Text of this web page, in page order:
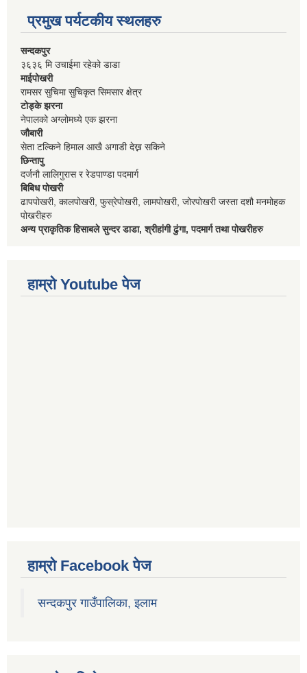
प्रमुख पर्यटकीय स्थलहरु
सन्दकपुर
३६३६ मि उचाईमा रहेको डाडा
माईपोखरी
रामसर सुचिमा सुचिकृत सिमसार क्षेत्र
टोड्के झरना
नेपालको अग्लोमध्ये एक झरना
जौबारी
सेता टल्किने हिमाल आखै अगाडी देख्न सकिने
छिन्तापु
दर्जनौ लालिगुरास र रेडपाण्डा पदमार्ग
बिबिध पोखरी
ढापपोखरी, कालपोखरी, फुस्रेपोखरी, लामपोखरी, जोरपोखरी जस्ता दशौ मनमोहक
पोखरीहरु
अन्य प्राकृतिक हिसाबले सुन्दर डाडा, श्रीहांगी ढुंगा, पदमार्ग तथा पोखरीहरु
हाम्रो Youtube पेज
हाम्रो Facebook पेज
सन्दकपुर गाउँपालिका, इलाम